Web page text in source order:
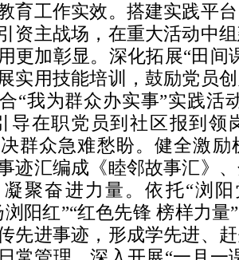
育工作实效。搭建实践平
资主战场，在重大活动中
更加彰显。深化拓展“田间
实用技能培训，鼓励党员
“我为群众办实事”实践活
导在职党员到社区报到领
群众急难愁盼。健全激励
迹汇编成《睦邻故事汇》
聚奋进力量。依托“浏
阳红”“红色先锋 榜样力量
先进事迹，形成学先进、